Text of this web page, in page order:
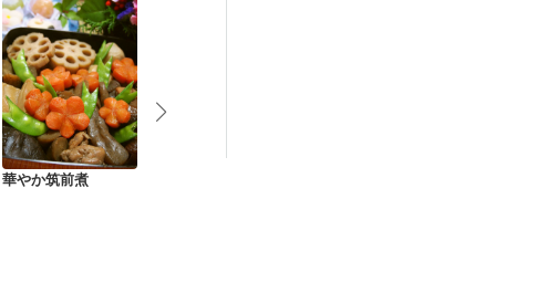
華やか筑前煮